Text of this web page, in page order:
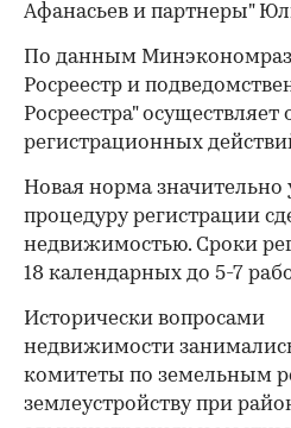
Афанасьев и партнеры"
По данным
Росреестр и
Росреестра"
регистрационных
Новая норма значительно
процедуру регистрации
недвижимостью. Сроки
18 календарных до 5-7
Исторически вопросами
недвижимости
комитеты по земельным
землеустройству при